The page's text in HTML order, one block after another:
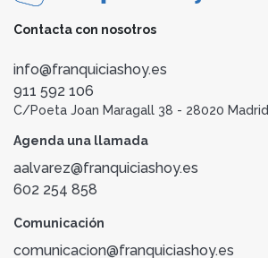
Contacta con nosotros
info@franquiciashoy.es
911 592 106
C/Poeta Joan Maragall 38 - 28020 Madrid
Agenda una llamada
aalvarez@franquiciashoy.es
602 254 858
Comunicación
comunicacion@franquiciashoy.es